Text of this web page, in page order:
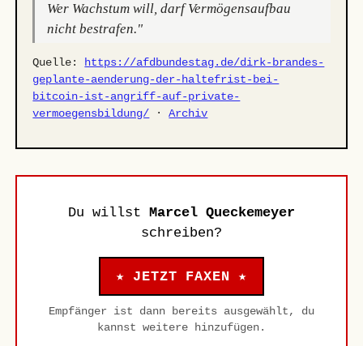
Wer Wachstum will, darf Vermögensaufbau
nicht bestrafen."
Quelle: https://afdbundestag.de/dirk-brandes-
geplante-aenderung-der-haltefrist-bei-
bitcoin-ist-angriff-auf-private-
vermoegensbildung/ ·Archiv
Du willst Marcel Queckemeyer
schreiben?
★ JETZT FAXEN ★
Empfänger ist dann bereits ausgewählt, du
kannst weitere hinzufügen.